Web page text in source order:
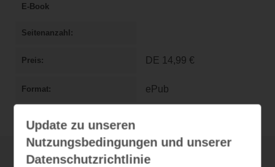
E-Book
Seitenanzahl
Preis DE 14,99 €
Format ePub
Update zu unseren
Nutzungsbedingungen und unserer
Datenschutzrichtlinie